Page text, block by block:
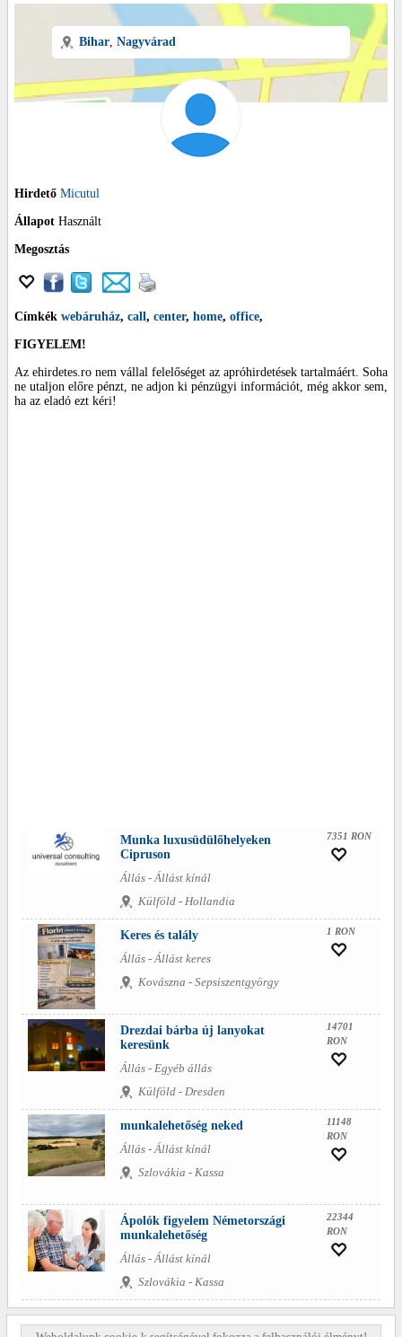
Bihar, Nagyvárad
Hirdető Micutul
Állapot Használt
Megosztás
Címkék webáruház, call , center, home, office,
FIGYELEM!
Az ehirdetes.ro nem vállal felelőséget az apróhirdetések tartalmáért. Soha
ne utaljon előre pénzt, ne adjon ki pénzügyi információt, még akkor sem,
ha az eladó ezt kéri!
Munka luxusüdülőhelyeken
Cipruson
Állás - Állást kínál
Külföld - Hollandia
7351 RON
Keres és talály
Állás - Állást keres
Kovászna - Sepsiszentgyörgy
1 RON
Drezdai bárba új lanyokat
keresünk
Állás - Egyéb állás
Külföld - Dresden
14701
RON
munkalehetőség neked
Állás - Állást kínál
Szlovákia - Kassa
11148
RON
Ápolók figyelem Németországi
munkalehetőség
Állás - Állást kínál
Szlovákia - Kassa
22344
RON